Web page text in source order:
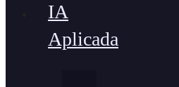
IA
Aplicada